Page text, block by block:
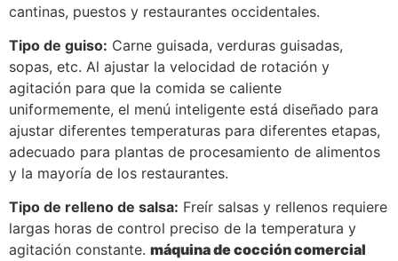
cantinas, puestos y restaurantes occidentales.
Tipo de guiso: Carne guisada, verduras guisadas,
sopas, etc. Al ajustar la velocidad de rotación y
agitación para que la comida se caliente
uniformemente, el menú inteligente está diseñado para
ajustar diferentes temperaturas para diferentes etapas,
adecuado para plantas de procesamiento de alimentos
y la mayoría de los restaurantes.
Tipo de relleno de salsa: Freír salsas y rellenos requiere
largas horas de control preciso de la temperatura y
agitación constante. máquina de cocción comercial